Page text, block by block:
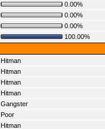
0.00%
0.00%
0.00%
100.00%
Hitman
Hitman
Hitman
Hitman
Gangster
Poor
Hitman